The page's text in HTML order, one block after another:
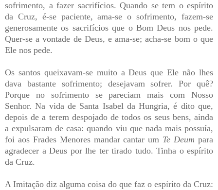
sofrimento, a fazer sacrifícios. Quando se tem o espírito
da Cruz, é-se paciente, ama-se o sofrimento, fazem-se
generosamente os sacrifícios que o Bom Deus nos pede.
Quer-se a vontade de Deus, e ama-se; acha-se bom o que
Ele nos pede.
Os santos queixavam-se muito a Deus que Ele não lhes
dava bastante sofrimento; desejavam sofrer. Por quê?
Porque no sofrimento se pareciam mais com Nosso
Senhor. Na vida de Santa Isabel da Hungria, é dito que,
depois de a terem despojado de todos os seus bens, ainda
a expulsaram de casa: quando viu que nada mais possuía,
foi aos Frades Menores mandar cantar um Te Deum para
agradecer a Deus por lhe ter tirado tudo. Tinha o espírito
da Cruz.
A Imitação diz alguma coisa do que faz o espírito da Cruz: